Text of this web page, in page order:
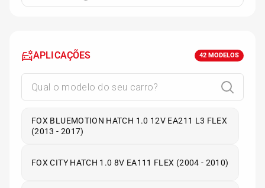
APLICAÇÕES 42 MODELOS
FOX BLUEMOTION HATCH 1.0 12V EA211 L3 FLEX
(2013 - 2017)
FOX CITY HATCH 1.0 8V EA111 FLEX (2004 - 2010)